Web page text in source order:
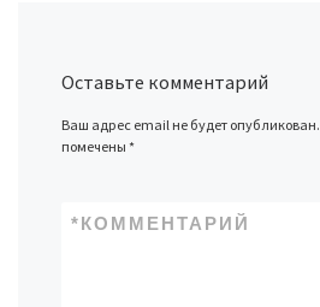
Оставьте комментарий
Ваш адрес email не будет опубликован.
помечены*
КОММЕНТАРИЙ
*